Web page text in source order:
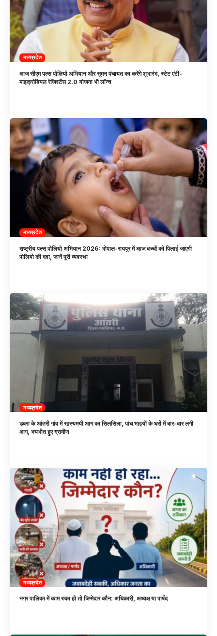
मध्यप्रदेश
आज सीएम पल्स पोलियो अभियान और सुमन पंचायत का करेंगे शुभारंभ, स्टेट एंटी-
माइक्रोबियल रेजिस्टेंस 2.0 योजना भी लॉन्च
मध्यप्रदेश
राष्ट्रीय पल्स पोलियो अभियान 2026: भोपाल-रायपुर में आज बच्चों को पिलाई जाएगी
पोलियो की दवा, जानें पूरी व्यवस्था
मध्यप्रदेश
डबरा के आंतरी गांव में रहस्यमयी आग का सिलसिला, पांच भाइयों के घरों में बार-बार लगी
आग, भयभीत हुए ग्रामीण
मध्यप्रदेश
नगर पालिका में काम रुका हो तो जिम्मेदार कौन: अधिकारी, अध्यक्ष या पार्षद